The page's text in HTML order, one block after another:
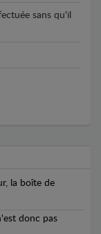
sans qu'il
la boîte de
donc pas